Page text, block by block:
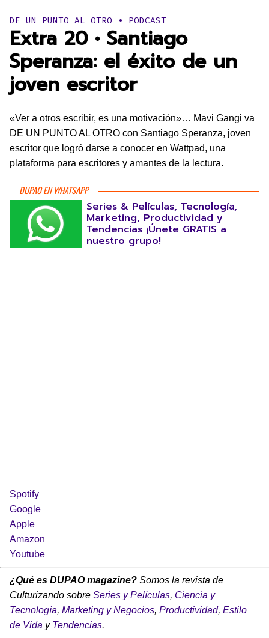
Publicado en:
DE UN PUNTO AL OTRO • PODCAST
Extra 20 • Santiago
Speranza: el éxito de un
joven escritor
«Ver a otros escribir, es una motivación»… Mavi Gangi va
DE UN PUNTO AL OTRO con Santiago Speranza, joven
escritor que logró darse a conocer en Wattpad, una
plataforma para escritores y amantes de la lectura.
DUPAO EN WHATSAPP
Series & Películas, Tecnología,
Marketing, Productividad y
Tendencias ¡Únete GRATIS a
nuestro grupo!
Spotify
Google
Apple
Amazon
Youtube
¿Qué es DUPAO magazine? Somos la revista de
Culturizando sobre Series y Películas, Ciencia y
Tecnología, Marketing y Negocios, Productividad, Estilo
de Vida y Tendencias.